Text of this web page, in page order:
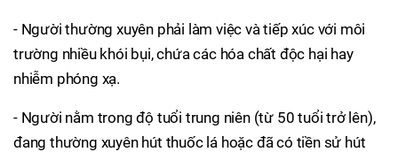
- Người thường xuyên phải làm việc và tiếp xúc với môi
trường nhiều khói bụi, chứa các hóa chất độc hại hay
nhiễm phóng xạ.
- Người nằm trong độ tuổi trung niên (từ 50 tuổi trở lên),
đang thường xuyên hút thuốc lá hoặc đã có tiền sử hút